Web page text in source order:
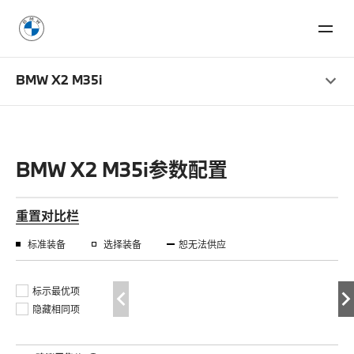
BMW X2 M35i
BMW X2 M35i参数配置
重置对比栏
标准装备 选择装备 恕无法供应
标示最优项
隐藏相同项